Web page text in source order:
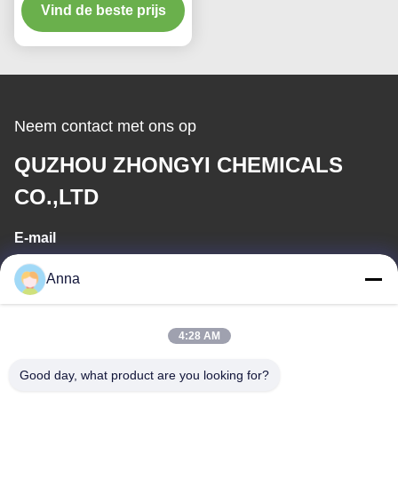
Olie Pomp Met
duikvermogen Met
Vind de beste prijs
Neem contact met ons op
QUZHOU ZHONGYI CHEMICALS
CO.,LTD
E-mail
wfmbeide@163.com
Ons adres
Anna
4:28 AM
Good day, what product are you looking for?